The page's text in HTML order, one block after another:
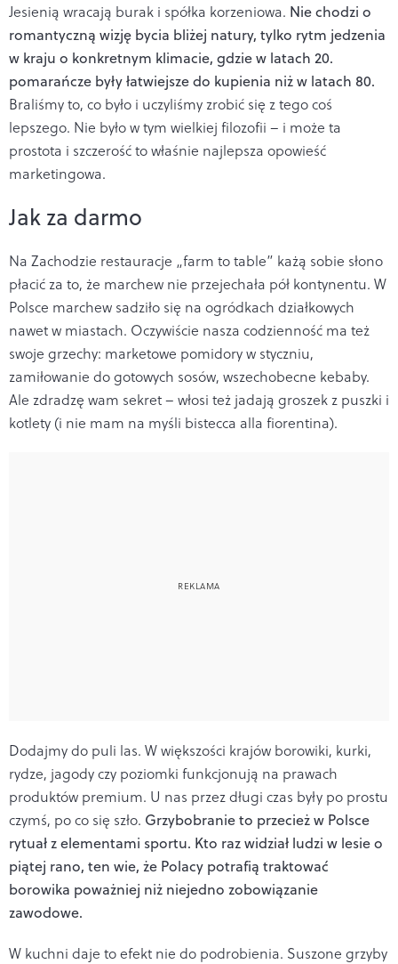
Jesienią wracają burak i spółka korzeniowa. Nie chodzi o
romantyczną wizję bycia bliżej natury, tylko rytm jedzenia
w kraju o konkretnym klimacie, gdzie w latach 20.
pomarańcze były łatwiejsze do kupienia niż w latach 80.
Braliśmy to, co było i uczyliśmy zrobić się z tego coś
lepszego. Nie było w tym wielkiej filozofii – i może ta
prostota i szczerość to właśnie najlepsza opowieść
marketingowa.
Jak za darmo
Na Zachodzie restauracje „farm to table” każą sobie słono
płacić za to, że marchew nie przejechała pół kontynentu. W
Polsce marchew sadziło się na ogródkach działkowych
nawet w miastach. Oczywiście nasza codzienność ma też
swoje grzechy: marketowe pomidory w styczniu,
zamiłowanie do gotowych sosów, wszechobecne kebaby.
Ale zdradzę wam sekret – włosi też jadają groszek z puszki i
kotlety (i nie mam na myśli bistecca alla fiorentina).
Dodajmy do puli las. W większości krajów borowiki, kurki,
rydze, jagody czy poziomki funkcjonują na prawach
produktów premium. U nas przez długi czas były po prostu
czymś, po co się szło. Grzybobranie to przecież w Polsce
rytuał z elementami sportu. Kto raz widział ludzi w lesie o
piątej rano, ten wie, że Polacy potrafią traktować
borowika poważniej niż niejedno zobowiązanie
zawodowe.
W kuchni daje to efekt nie do podrobienia. Suszone grzyby